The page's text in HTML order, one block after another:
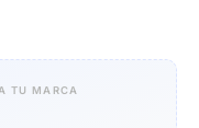
TU MARCA